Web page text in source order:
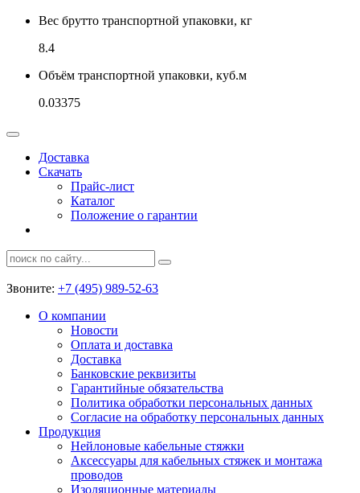
Вес брутто транспортной упаковки, кг
8.4
Объём транспортной упаковки, куб.м
0.03375
Доставка
Скачать
Прайс-лист
Каталог
Положение о гарантии
Звоните: +7 (495) 989-52-63
О компании
Новости
Оплата и доставка
Доставка
Банковские реквизиты
Гарантийные обязательства
Политика обработки персональных данных
Согласие на обработку персональных данных
Продукция
Нейлоновые кабельные стяжки
Аксессуары для кабельных стяжек и монтажа
проводов
Изоляционные материалы